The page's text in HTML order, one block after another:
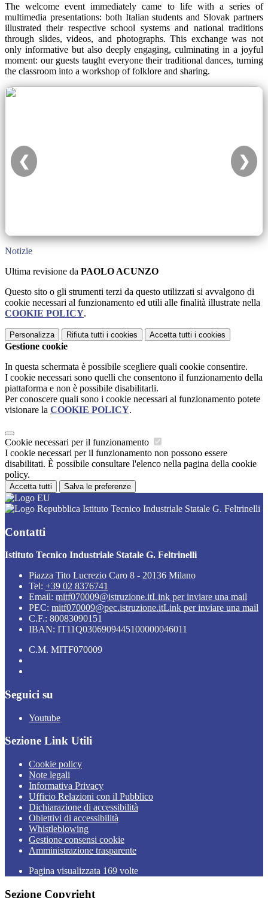
The welcome event immediately came to life with a series of
multimedia presentations: both Italian students and Slovak partners
illustrated their respective school systems and national traditions
through slides, videos, and photographs. This exchange was not
only informative but also deeply engaging, culminating in a joyful
moment: our guests taught everyone their traditional dances, turning
the classroom into a workshop of folklore and sharing.
❮ ❯
Notizie
Ultima revisione da PAOLO ACUNZO
Questo sito o gli strumenti terzi da questo utilizzati si avvalgono di
cookie necessari al funzionamento ed utili alle finalità illustrate nella
COOKIE POLICY.
Personalizza Rifiuta tutti i cookies Accetta tutti i cookies
Gestione cookie
In questa schermata è possibile scegliere quali cookie consentire.
I cookie necessari sono quelli che consentono il funzionamento della
piattaforma e non è possibile disabilitarli.
Per conoscere quali sono i cookie necessari al funzionamento potete
visionare la COOKIE POLICY.
Cookie necessari per il funzionamento
I cookie necessari per il funzionamento non possono essere
disabilitati. È possibile consultare l'elenco nella pagina della cookie
policy.
Accetta tutti Salva le preferenze
Istituto Tecnico Industriale Statale G. Feltrinelli
Contatti
Istituto Tecnico Industriale Statale G. Feltrinelli
Piazza Tito Lucrezio Caro 8 - 20136 Milano
Tel: +39 02 8376741
Email: mitf070009@istruzione.itLink per inviare una mail
PEC: mitf070009@pec.istruzione.itLink per inviare una mail
C.F.: 80083090151
IBAN: IT11Q0306909445100000046011
C.M. MITF070009
Seguici su
Youtube
Sezione Link Utili
Cookie policy
Note legali
Informativa Privacy
Ufficio Relazioni con il Pubblico
Dichiarazione di accessibilità
Obiettivi di accessibilità
Whistleblowing
Gestione consensi cookie
Amministrazione trasparente
Pagina visualizzata 169 volte
Sezione Copyright